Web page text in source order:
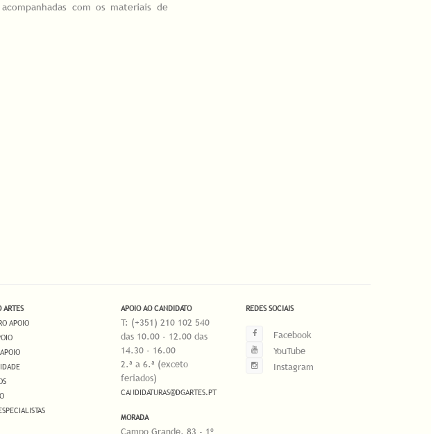
com os materiais de
ARTES
APOIO
APOIO AO CANDIDATO
T: (+351) 210 102 540
das 10.00 - 12.00 das
14.30 - 16.00
2.ª a 6.ª (exceto
feriados)
CANDIDATURAS@DGARTES.PT
MORADA
Campo Grande, 83 - 1º
REDES SOCIAIS
Facebook
YouTube
Instagram